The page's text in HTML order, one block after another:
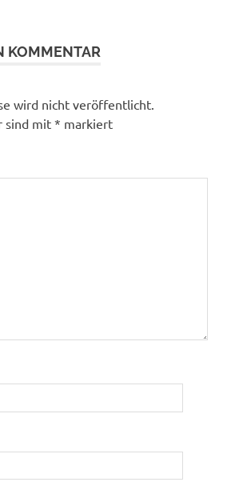
KOMMENTAR
wird nicht veröffentlicht.
sind mit * markiert